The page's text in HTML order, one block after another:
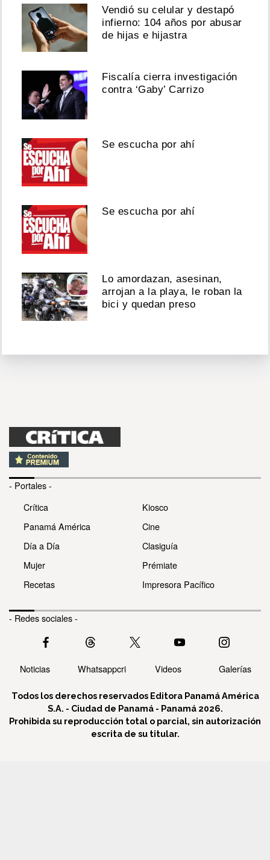
Vendió su celular y destapó
infierno: 104 años por abusar
de hijas e hijastra
Fiscalía cierra investigación
contra ‘Gaby’ Carrizo
Se escucha por ahí
Se escucha por ahí
Lo amordazan, asesinan,
arrojan a la playa, le roban la
bici y quedan preso
- Portales -
Crítica
Panamá América
Día a Día
Mujer
Recetas
Kiosco
Cine
Clasiguía
Prémiate
Impresora Pacífico
- Redes sociales -
Noticias Whatsappcri Videos Galerías
Todos los derechos reservados Editora Panamá América
S.A. - Ciudad de Panamá - Panamá 2026.
Prohibida su reproducción total o parcial, sin autorización
escrita de su titular.